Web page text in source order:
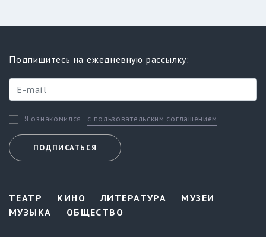
Подпишитесь на ежедневную рассылку:
Я ознакомился с пользовательским соглашением
ПОДПИСАТЬСЯ
ТЕАТР КИНО ЛИТЕРАТУРА
МУЗЕИ
МУЗЫКА
ОБЩЕСТВО